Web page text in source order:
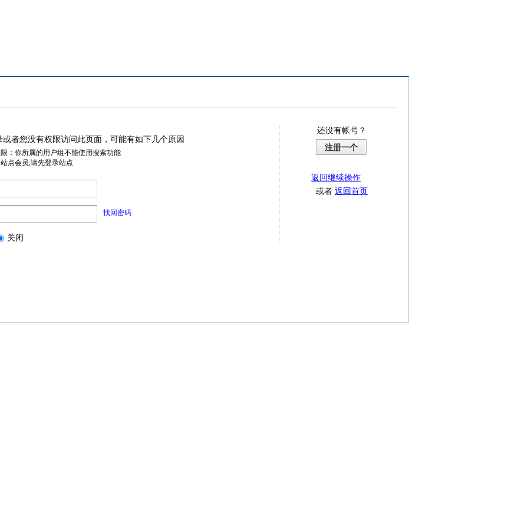
或者您没有权限访问此页面，可能有如下几个原因
：你所属的用户组不能使用搜索功能
点会员,请先登录站点
找回密码
关闭
还没有帐号？
注册一个
返回继续操作
或者返回首页